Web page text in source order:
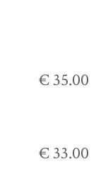
€ 35.00
€ 33.00